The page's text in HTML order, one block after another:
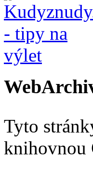
Tyto
knihovnou